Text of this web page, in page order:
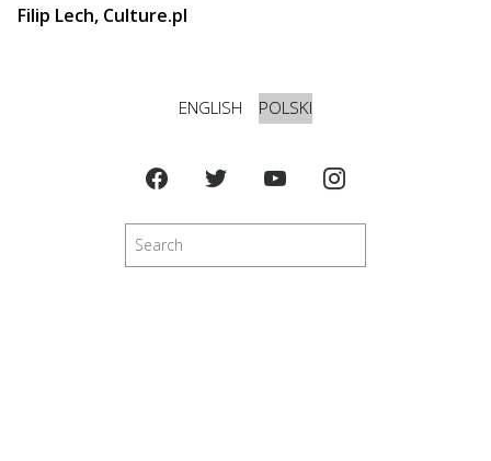
Filip Lech, Culture.pl
ENGLISH POLSKI